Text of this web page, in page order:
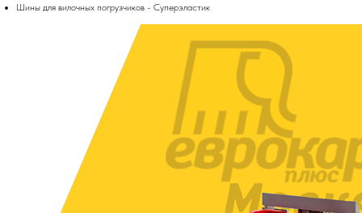
Шины для вилочных погрузчиков - Суперэластик